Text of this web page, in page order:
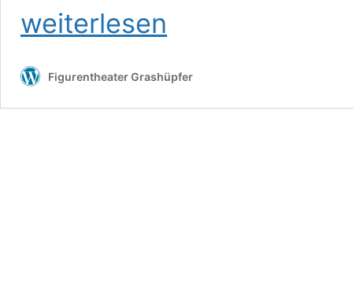
weiterlesen
Figurentheater Grashüpfer